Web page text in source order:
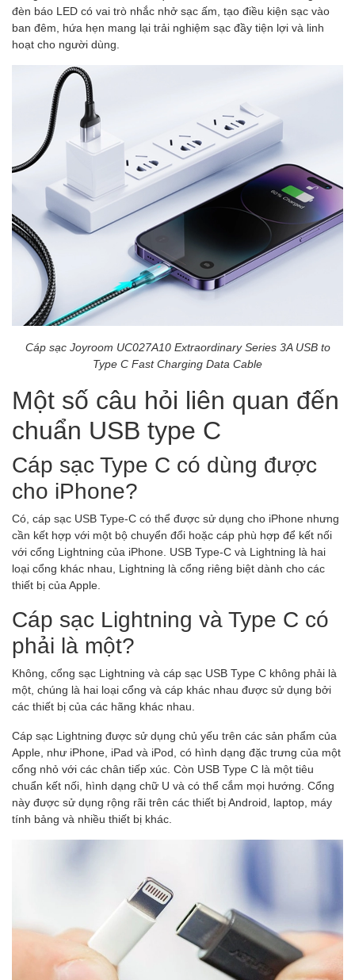
đèn báo LED có vai trò nhắc nhở sạc ấm, tạo điều kiện sạc vào
ban đêm, hứa hẹn mang lại trải nghiệm sạc đầy tiện lợi và linh
hoạt cho người dùng.
Cáp sạc Joyroom UC027A10 Extraordinary Series 3A USB to
Type C Fast Charging Data Cable
Một số câu hỏi liên quan đến
chuẩn USB type C
Cáp sạc Type C có dùng được
cho iPhone?
Có, cáp sạc USB Type-C có thể được sử dụng cho iPhone nhưng
cần kết hợp với một bộ chuyển đổi hoặc cáp phù hợp để kết nối
với cổng Lightning của iPhone. USB Type-C và Lightning là hai
loại cổng khác nhau, Lightning là cổng riêng biệt dành cho các
thiết bị của Apple.
Cáp sạc Lightning và Type C có
phải là một?
Không, cổng sạc Lightning và cáp sạc USB Type C không phải là
một, chúng là hai loại cổng và cáp khác nhau được sử dụng bởi
các thiết bị của các hãng khác nhau.
Cáp sạc Lightning được sử dụng chủ yếu trên các sản phẩm của
Apple, như iPhone, iPad và iPod, có hình dạng đặc trưng của một
cổng nhỏ với các chân tiếp xúc. Còn USB Type C là một tiêu
chuẩn kết nối, hình dạng chữ U và có thể cắm mọi hướng. Cổng
này được sử dụng rộng rãi trên các thiết bị Android, laptop, máy
tính bảng và nhiều thiết bị khác.